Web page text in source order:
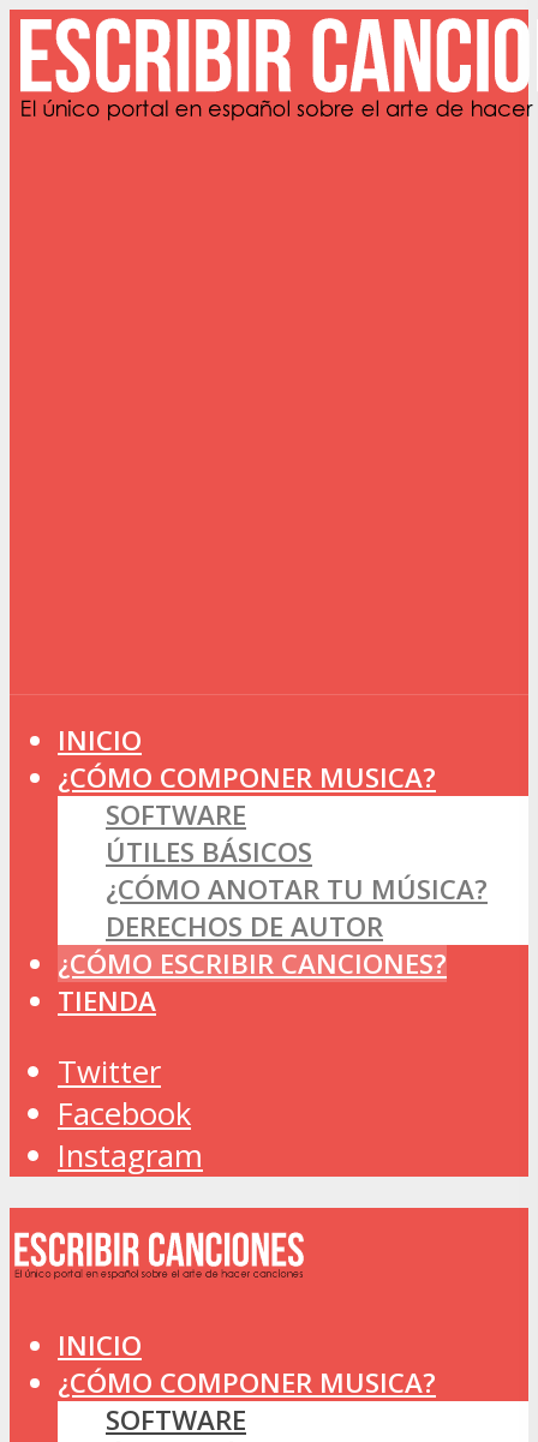
INICIO
¿CÓMO COMPONER MUSICA?
SOFTWARE
ÚTILES BÁSICOS
¿CÓMO ANOTAR TU MÚSICA?
DERECHOS DE AUTOR
¿CÓMO ESCRIBIR CANCIONES?
TIENDA
Twitter
Facebook
Instagram
INICIO
¿CÓMO COMPONER MUSICA?
SOFTWARE